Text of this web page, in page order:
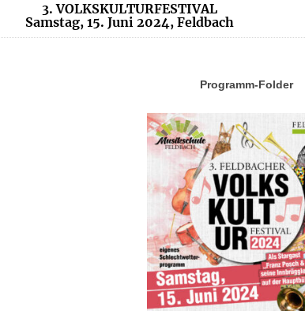
3. VOLKSKULTURFESTIVAL
Samstag, 15. Juni 2024, Feldbach
Programm-Folder